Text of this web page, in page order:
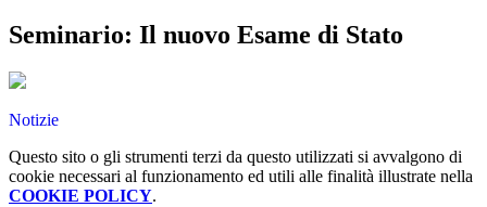
Seminario: Il nuovo Esame di Stato
Notizie
Questo sito o gli strumenti terzi da questo utilizzati si avvalgono di
cookie necessari al funzionamento ed utili alle finalità illustrate nella
COOKIE POLICY.